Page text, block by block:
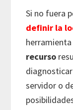
Si no fuera
definir la
herramienta
recurso
servidor o